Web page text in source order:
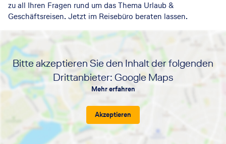
zu all Ihren Fragen rund um das Thema Urlaub &
Geschäftsreisen. Jetzt im Reisebüro beraten lassen.
Bitte akzeptieren Sie den Inhalt der folgenden
Drittanbieter: Google Maps
Mehr erfahren
Akzeptieren